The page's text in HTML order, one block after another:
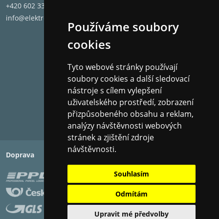
Používáme soubory
cookies
Tyto webové stránky používají
soubory cookies a další sledovací
nástroje s cílem vylepšení
uživatelského prostředí, zobrazení
přizpůsobeného obsahu a reklam,
analýzy návštěvnosti webových
stránek a zjištění zdroje
návštěvnosti.
Souhlasím
Odmítám
Upravit mé předvolby
HLINÍKOVÉ NOHY
Poskytují modernější vzhled s menší rezonancí než
plastové nohy z MDF nebo ABS. Jsou navrženy tak,
aby minimalizovaly plochu v kontaktu s podlahou,
oddělují reproduktor pro rychlejší,
přesnější nízké frekvence a vylepšené detaily.
ODOLNÉ, VYJÍMATELNÉ RÁMKY
Magnetické mřížky umožňují snadnou změnu
charakteru – od ohromujícího vzhledu po diskrétní
1 "Titanium LTS ventilovaný výškový reproduktor,
Hybrid Tractrix® Horn
Woofer 8" Cerametallic ™ Duální basový reproduktor
+420 602 331 662
info@elektronet.cz
Doprava Platba